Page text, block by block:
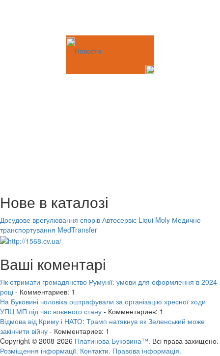
Новости
Нове в каталозі
Досудове врегулювання спорів Автосервіс Liqui Moly Медичне
транспортування MedTransfer
Ваші коментарі
Як отримати громадянство Румунії: умови для оформлення в 2024
році - Комментариев: 1
На Буковині чоловіка оштрафували за організацію хресної ходи
УПЦ МП під час воєнного стану - Комментариев: 1
Відмова від Криму і НАТО: Трамп натякнув як Зеленський може
закінчити війну - Комментариев: 1
Copyright © 2008-2026 Платинова Буковина™. Всі права захищено.
Розміщення інформації. Контакти. Правова інформація.